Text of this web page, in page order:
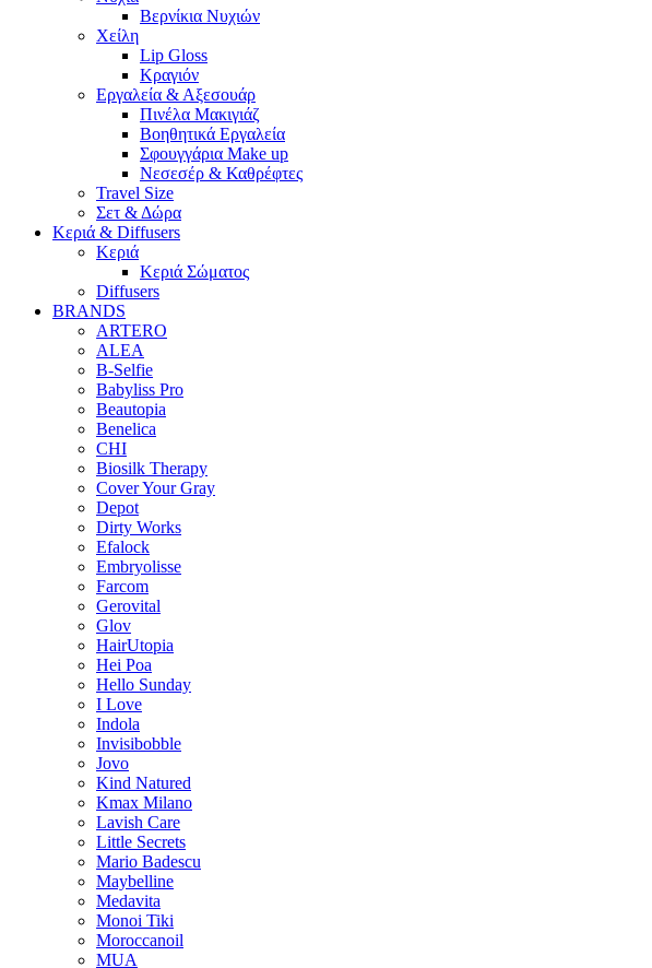
Βερνίκια Νυχιών
Χείλη
Lip Gloss
Κραγιόν
Εργαλεία & Αξεσουάρ
Πινέλα Μακιγιάζ
Βοηθητικά Εργαλεία
Σφουγγάρια Make up
Νεσεσέρ & Καθρέφτες
Travel Size
Σετ & Δώρα
Κεριά & Diffusers
Κεριά
Κεριά Σώματος
Diffusers
BRANDS
ARTERO
ALEA
B-Selfie
Babyliss Pro
Beautopia
Benelica
CHI
Biosilk Therapy
Cover Your Gray
Depot
Dirty Works
Efalock
Embryolisse
Farcom
Gerovital
Glov
HairUtopia
Hei Poa
Hello Sunday
I Love
Indola
Invisibobble
Jovo
Kind Natured
Kmax Milano
Lavish Care
Little Secrets
Mario Badescu
Maybelline
Medavita
Monoi Tiki
Moroccanoil
MUA